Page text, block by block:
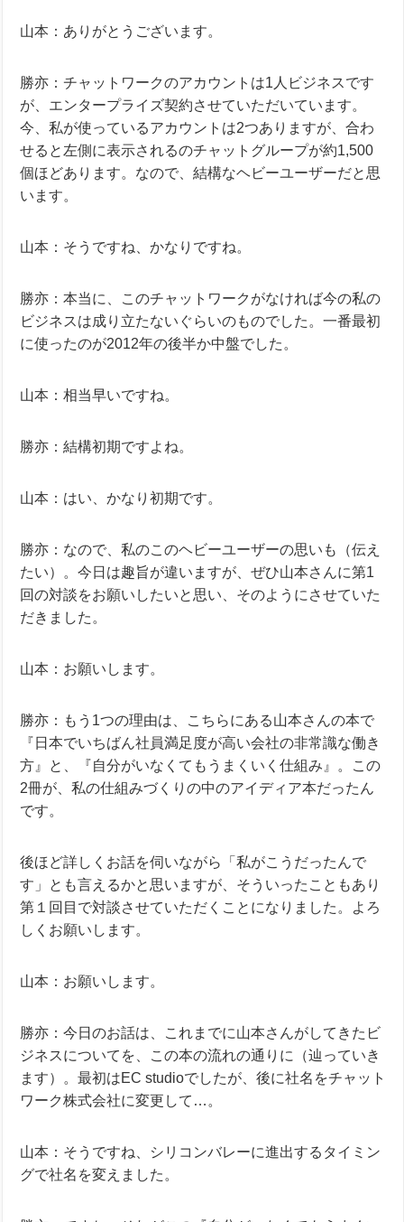
山本：ありがとうございます。
勝亦：チャットワークのアカウントは1人ビジネスです
が、エンタープライズ契約させていただいています。
今、私が使っているアカウントは2つありますが、合わ
せると左側に表示されるのチャットグループが約1,500
個ほどあります。なので、結構なヘビーユーザーだと思
います。
山本：そうですね、かなりですね。
勝亦：本当に、このチャットワークがなければ今の私の
ビジネスは成り立たないぐらいのものでした。一番最初
に使ったのが2012年の後半か中盤でした。
山本：相当早いですね。
勝亦：結構初期ですよね。
山本：はい、かなり初期です。
勝亦：なので、私のこのヘビーユーザーの思いも（伝え
たい）。今日は趣旨が違いますが、ぜひ山本さんに第1
回の対談をお願いしたいと思い、そのようにさせていた
だきました。
山本：お願いします。
勝亦：もう1つの理由は、こちらにある山本さんの本で
『日本でいちばん社員満足度が高い会社の非常識な働き
方』と、『自分がいなくてもうまくいく仕組み』。この
2冊が、私の仕組みづくりの中のアイディア本だったん
です。
後ほど詳しくお話を伺いながら「私がこうだったんで
す」とも言えるかと思いますが、そういったこともあり
第１回目で対談させていただくことになりました。よろ
しくお願いします。
山本：お願いします。
勝亦：今日のお話は、これまでに山本さんがしてきたビ
ジネスについてを、この本の流れの通りに（辿っていき
ます）。最初はEC studioでしたが、後に社名をチャット
ワーク株式会社に変更して…。
山本：そうですね、シリコンバレーに進出するタイミン
グで社名を変えました。